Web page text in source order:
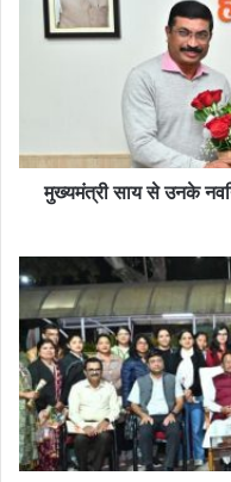
मुख्यमंत्री साय से उनके